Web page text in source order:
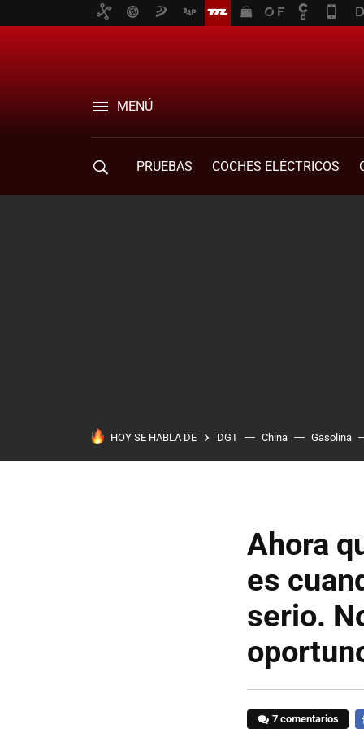
MENÚ
PRUEBAS COCHES ELÉCTRICOS
HOY SE HABLA DE DGT China Gasolina
Ahora
es
serio.
7 comentarios